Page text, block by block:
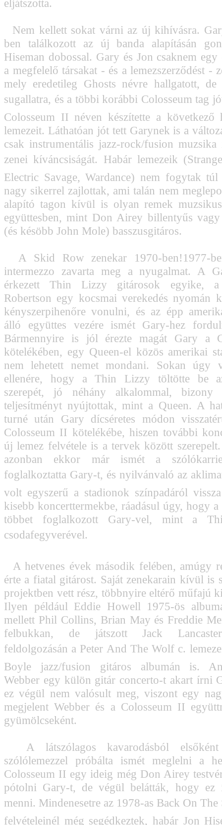
eljátszotta.
Nem kellett sokat várni az új kihívásra.
ben találkozott az új banda alapításán
Hiseman dobossal. Gary és Jon csaknem
a megfelelő társakat - és a lemezszerződést -
mely eredetileg Ghosts névre hallgatott,
sugallatra, és a többi korábbi Colosseum tag
Colosseum II néven készítette a következő
lemezeit. Láthatóan jót tett Garynek is a
csak instrumentális jazz-rock/fusion muzsika
zenei kíváncsiságát. Habár lemezeik
Electric Savage, Wardance) nem fogytak
nagy sikerrel zajlottak, ami talán nem
alapító tagon kívül is olyan remek
együttesben, mint Don Airey billentyűs
(és késöbb John Mole) basszusgitáros.
A Skid Row zenekar 1970-ben!1977-
intermezzo zavarta meg a nyugalmat. A
érkezett Thin Lizzy gitárosok egyike,
Robertson egy kocsmai verekedés nyomán
kényszerpihenőre vonulni, és az épp
álló együttes vezére ismét Gary-hez
Bármennyire is jól érezte magát Gary a
kötelékében, egy Queen-el közös amerikai
nem lehetett nemet mondani. Sokan úgy
ellenére, hogy a Thin Lizzy töltötte be
szerepét, jó néhány alkalommal,
teljesítményt nyújtottak, mint a Queen. A
turné után Gary dícséretes módon
Colosseum II kötelékébe, hiszen további
új lemez felvétele is a tervek között
azonban ekkor már ismét a
foglalkoztatta Gary-t, és nyilvánvaló az
volt egyszerű a stadionok színpadáról
kisebb koncerttermekbe, ráadásul úgy, hogy
többet foglalkozott Gary-vel, mint a
csodafegyverével.
A hetvenes évek második felében, amúgy
érte a fiatal gitárost. Saját zenekarain kívül is
projektben vett rész, többnyire eltérő műfajú
Ilyen például Eddie Howell 1975-ös
mellett Phil Collins, Brian May és Freddie
felbukkan, de játszott Jack
feldolgozásán a Peter And The Wolf c.
Boyle jazz/fusion gitáros albumán is.
Webber egy külön gitár concerto-t akart írni
ez végül nem valósult meg, viszont egy
megjelent Webber és a Colosseum II
gyümölcseként.
A látszólagos kavarodásból
szólólemezzel próbálta ismét meglelni a
Colosseum II egy ideig még Don Airey
pótolni Gary-t, de végül belátták, hogy
menni. Mindenesetre az 1978-as Back On The
felvételeinél még segédkeztek, habár Jon